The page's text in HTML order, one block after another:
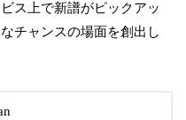
ス上で新譜がピックアッ
チャンスの場面を創出し